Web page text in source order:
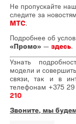
Не пропускайте
следите за
МТС.
Подробнее об
«Промо» — здесь.
Узнать
модели и
связи, так и в
телефонам +375
210
Звоните, мы